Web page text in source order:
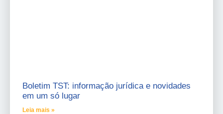
Boletim TST: informação jurídica e novidades
em um só lugar
Leia mais »